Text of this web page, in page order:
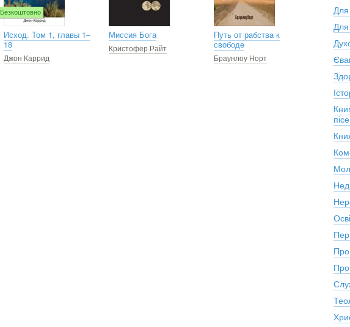
Безкоштовно
Исход. Том 1, главы 1–
18
Джон Каррид
Миссия Бога
Кристофер Райт
Путь от рабства к
свободе
Браунлоу Норт
Для
Для